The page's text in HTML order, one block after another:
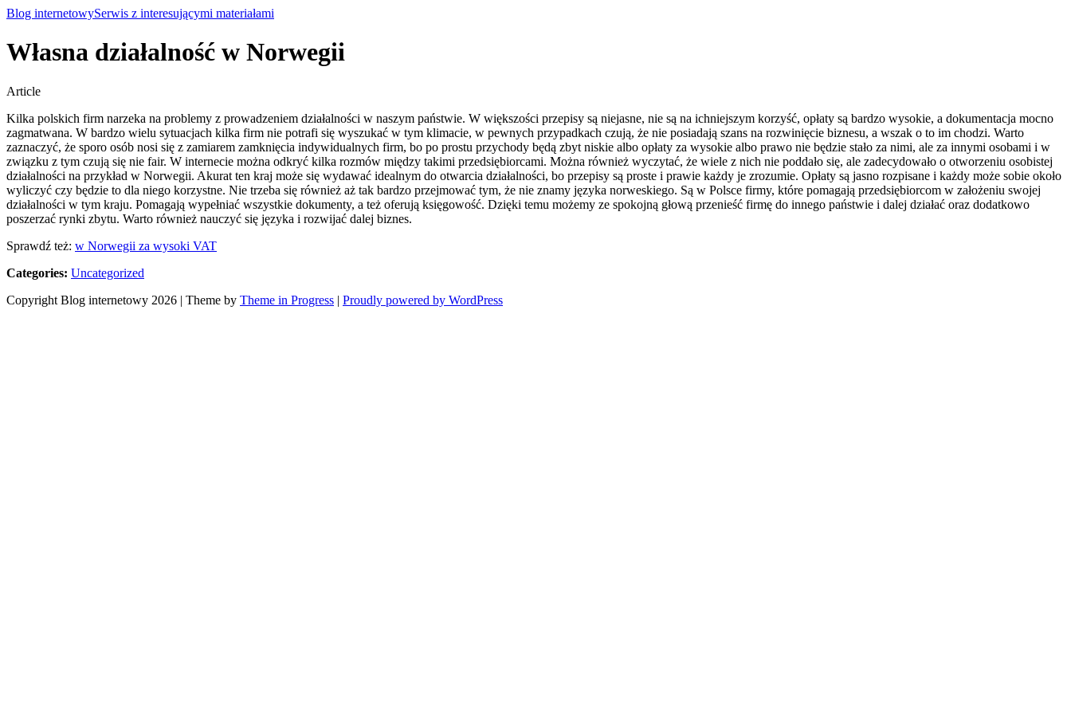
Blog internetowySerwis z interesującymi materiałami
Własna działalność w Norwegii
Article
Kilka polskich firm narzeka na problemy z prowadzeniem działalności w naszym państwie. W większości przepisy są niejasne, nie są na ichniejszym korzyść, opłaty są bardzo wysokie, a dokumentacja mocno
zagmatwana. W bardzo wielu sytuacjach kilka firm nie potrafi się wyszukać w tym klimacie, w pewnych przypadkach czują, że nie posiadają szans na rozwinięcie biznesu, a wszak o to im chodzi. Warto
zaznaczyć, że sporo osób nosi się z zamiarem zamknięcia indywidualnych firm, bo po prostu przychody będą zbyt niskie albo opłaty za wysokie albo prawo nie będzie stało za nimi, ale za innymi osobami i w
związku z tym czują się nie fair. W internecie można odkryć kilka rozmów między takimi przedsiębiorcami. Można również wyczytać, że wiele z nich nie poddało się, ale zadecydowało o otworzeniu osobistej
działalności na przykład w Norwegii. Akurat ten kraj może się wydawać idealnym do otwarcia działalności, bo przepisy są proste i prawie każdy je zrozumie. Opłaty są jasno rozpisane i każdy może sobie około
wyliczyć czy będzie to dla niego korzystne. Nie trzeba się również aż tak bardzo przejmować tym, że nie znamy języka norweskiego. Są w Polsce firmy, które pomagają przedsiębiorcom w założeniu swojej
działalności w tym kraju. Pomagają wypełniać wszystkie dokumenty, a też oferują księgowość. Dzięki temu możemy ze spokojną głową przenieść firmę do innego państwie i dalej działać oraz dodatkowo
poszerzać rynki zbytu. Warto również nauczyć się języka i rozwijać dalej biznes.
Sprawdź też: w Norwegii za wysoki VAT
Categories: Uncategorized
Copyright Blog internetowy 2026 | Theme by Theme in Progress | Proudly powered by WordPress